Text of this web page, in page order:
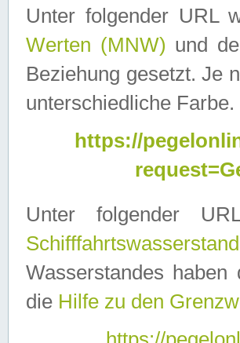
Unter folgender URL
Werten (MNW) und
Beziehung gesetzt. Je
unterschiedliche
https://
Unter folgender
Wasserstandes
die Hilfe zu den